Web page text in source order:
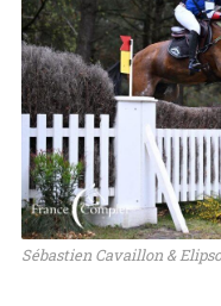
Sébastien Cavaillon &